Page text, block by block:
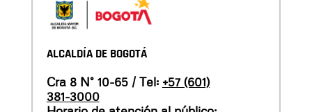
ALCALDÍA DE BOGOTÁ
Cra 8 N° 10-65 / Tel: +57 (601)
381-3000